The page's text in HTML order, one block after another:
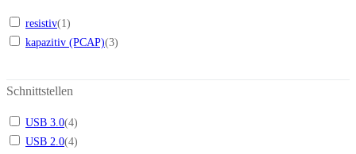
resistiv(1)
kapazitiv (PCAP)(3)
Schnittstellen
USB 3.0(4)
USB 2.0(4)